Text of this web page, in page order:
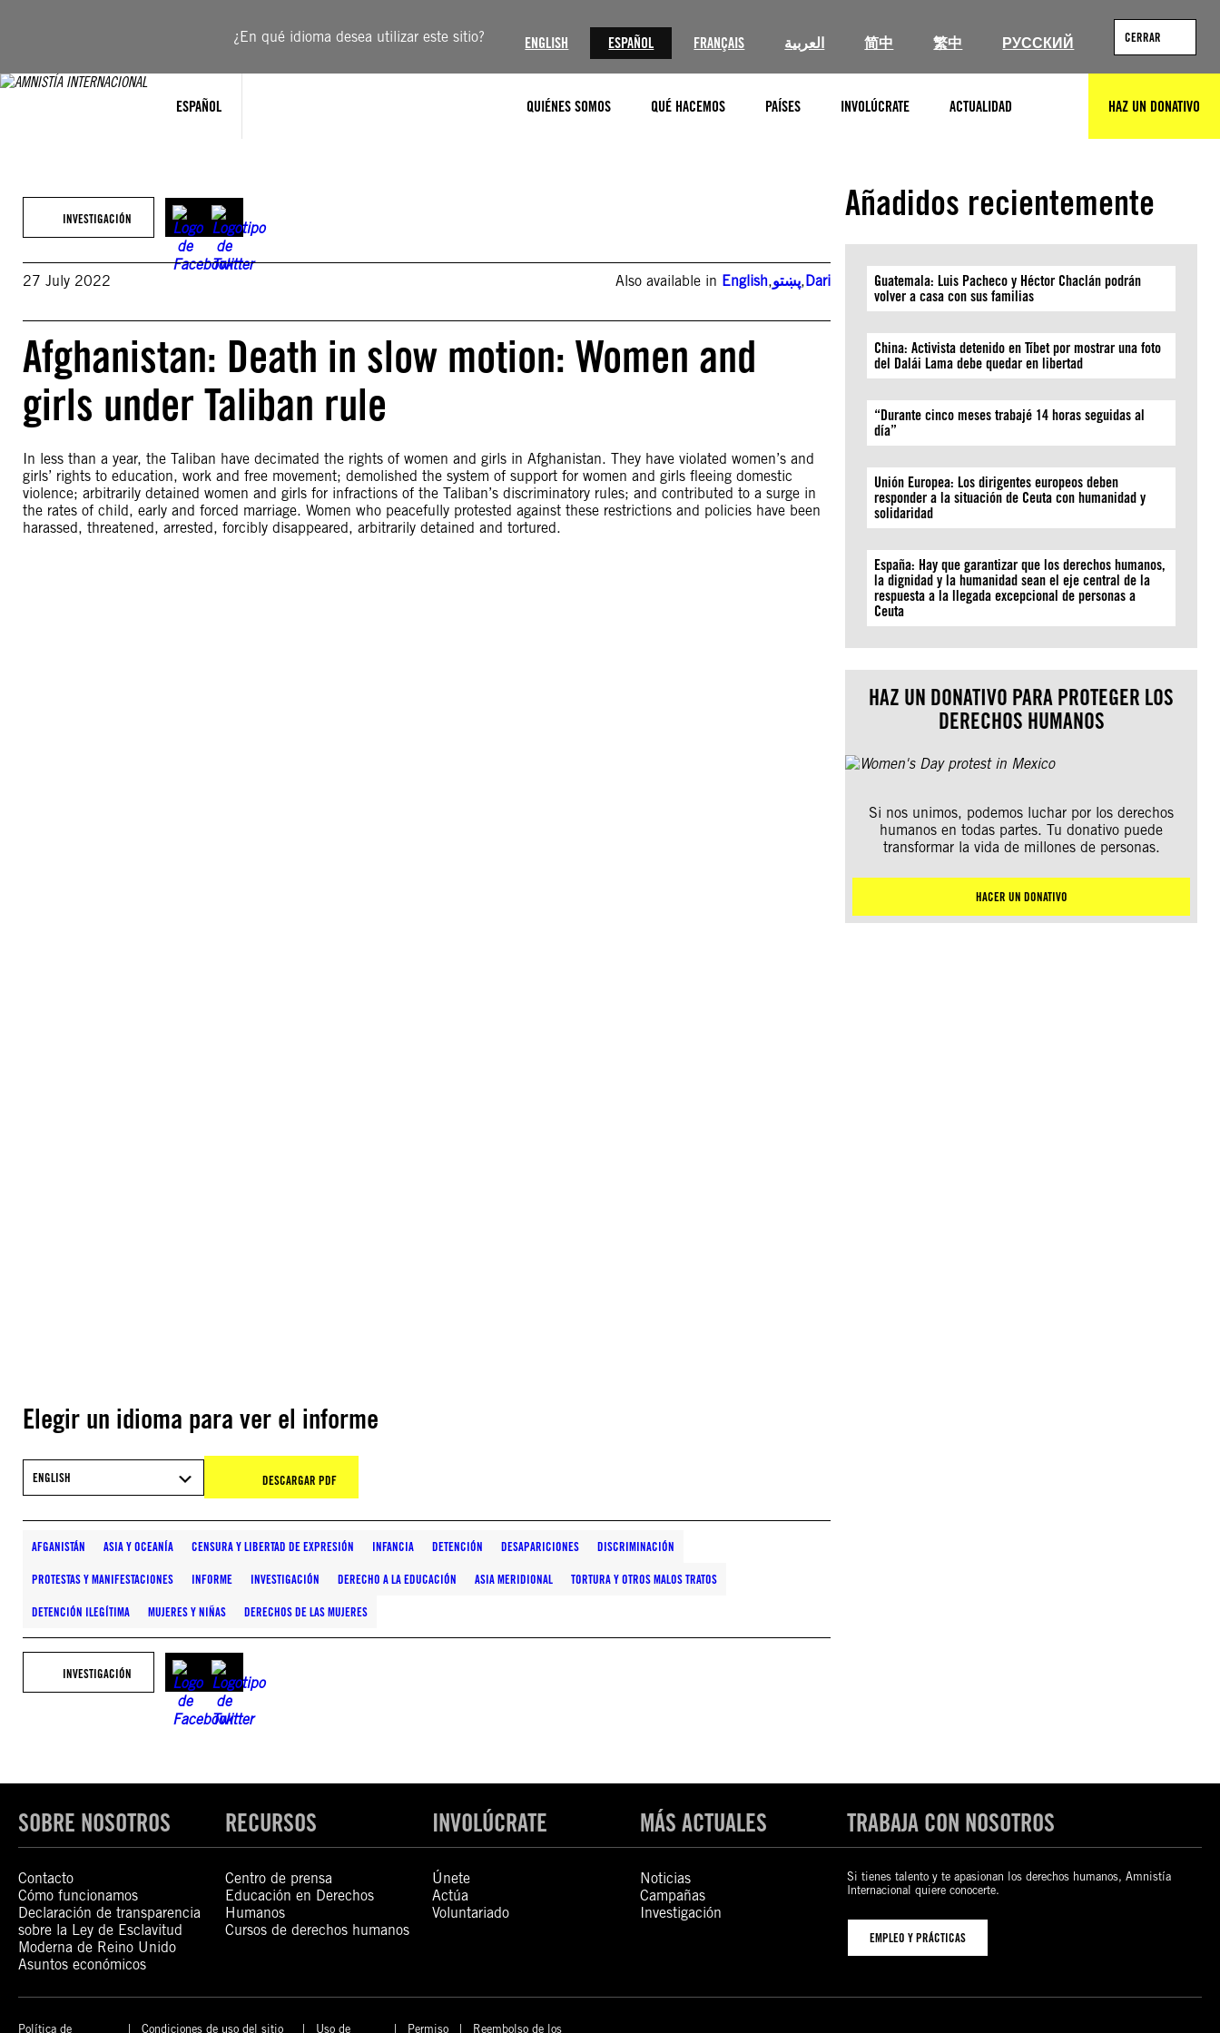
¿En qué idioma desea utilizar este sitio? ENGLISH ESPAÑOL FRANÇAIS العربية 简中 繁中 РУССКИЙ CERRAR
ESPAÑOL QUIÉNES SOMOS QUÉ HACEMOS PAÍSES INVOLÚCRATE ACTUALIDAD HAZ UN DONATIVO
INVESTIGACIÓN
27 July 2022 Also available in English,پښتو,Dari
Afghanistan: Death in slow motion: Women and
girls under Taliban rule
In less than a year, the Taliban have decimated the rights of women and girls in Afghanistan. They have violated women’s and
girls’ rights to education, work and free movement; demolished the system of support for women and girls fleeing domestic
violence; arbitrarily detained women and girls for infractions of the Taliban’s discriminatory rules; and contributed to a surge in
the rates of child, early and forced marriage. Women who peacefully protested against these restrictions and policies have been
harassed, threatened, arrested, forcibly disappeared, arbitrarily detained and tortured.
Elegir un idioma para ver el informe
ENGLISH DESCARGAR PDF
AFGANISTÁN ASIA Y OCEANÍA CENSURA Y LIBERTAD DE EXPRESIÓN INFANCIA DETENCIÓN DESAPARICIONES DISCRIMINACIÓN
PROTESTAS Y MANIFESTACIONES INFORME INVESTIGACIÓN DERECHO A LA EDUCACIÓN ASIA MERIDIONAL TORTURA Y OTROS MALOS TRATOS
DETENCIÓN ILEGÍTIMA MUJERES Y NIÑAS DERECHOS DE LAS MUJERES
INVESTIGACIÓN
Añadidos recientemente
Guatemala: Luis Pacheco y Héctor Chaclán podrán
volver a casa con sus familias
China: Activista detenido en Tíbet por mostrar una foto
del Dalái Lama debe quedar en libertad
“Durante cinco meses trabajé 14 horas seguidas al
día”
Unión Europea: Los dirigentes europeos deben
responder a la situación de Ceuta con humanidad y
solidaridad
España: Hay que garantizar que los derechos humanos,
la dignidad y la humanidad sean el eje central de la
respuesta a la llegada excepcional de personas a
Ceuta
HAZ UN DONATIVO PARA PROTEGER LOS
DERECHOS HUMANOS
Si nos unimos, podemos luchar por los derechos
humanos en todas partes. Tu donativo puede
transformar la vida de millones de personas.
HACER UN DONATIVO
SOBRE NOSOTROS
Contacto
Cómo funcionamos
Declaración de transparencia
sobre la Ley de Esclavitud
Moderna de Reino Unido
Asuntos económicos
RECURSOS
Centro de prensa
Educación en Derechos
Humanos
Cursos de derechos humanos
INVOLÚCRATE
Únete
Actúa
Voluntariado
MÁS ACTUALES
Noticias
Campañas
Investigación
TRABAJA CON NOSOTROS
Si tienes talento y te apasionan los derechos humanos, Amnistía
Internacional quiere conocerte.
EMPLEO Y PRÁCTICAS
Política de Condiciones de uso del sitio Uso de Permiso Reembolso de los